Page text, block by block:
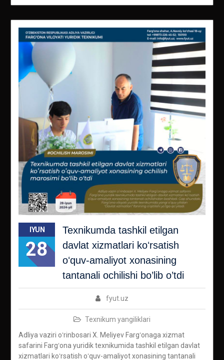
IYUN
28
Texnikumda tashkil etilgan
davlat xizmatlari koʻrsatish
oʻquv-amaliyot xonasining
tantanali ochilishi bo’lib o’tdi
fyut.uz
Texnikum yangiliklari
Adliya vaziri oʻrinbosari X. Meliyev Fargʻonaga xizmat
safarini Fargʻona yuridik texnikumida tashkil etilgan davlat
xizmatlari koʻrsatish oʻquv-amaliyot xonasining tantanali